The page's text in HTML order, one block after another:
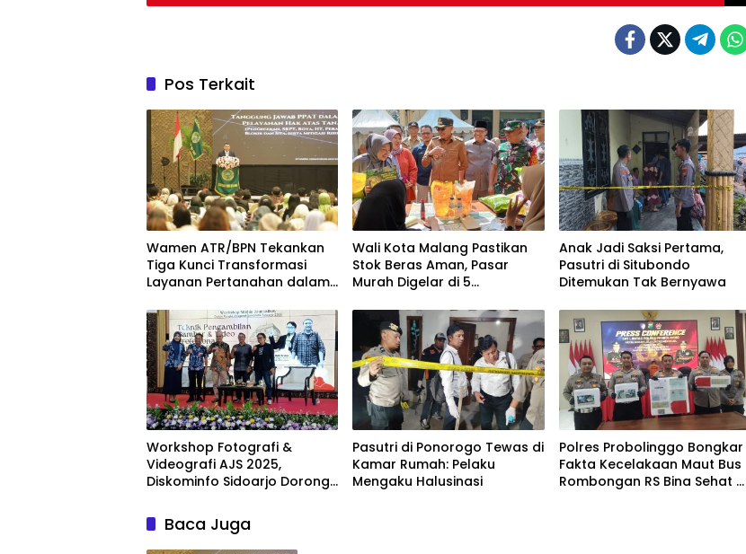
Pos Terkait
Wamen ATR/BPN Tekankan
Tiga Kunci Transformasi
Layanan Pertanahan dalam
Wali Kota Malang Pastikan
Stok Beras Aman, Pasar
Murah Digelar di 5
Anak Jadi Saksi Pertama,
Pasutri di Situbondo
Ditemukan Tak Bernyawa
Workshop Fotografi &
Videografi AJS 2025,
Diskominfo Sidoarjo Dorong
Sejarah dan Budaya
Pasutri di Ponorogo Tewas di
Kamar Rumah: Pelaku
Mengaku Halusinasi
Polres Probolinggo Bongkar
Fakta Kecelakaan Maut Bus
Rombongan RS Bina Sehat di
Baca Juga